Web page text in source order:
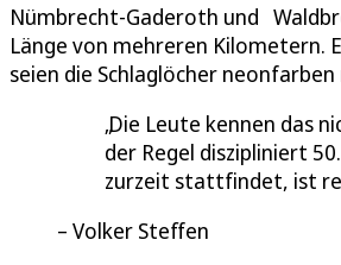
Nümbrecht-Gaderoth und
Länge von mehreren Kilometern.
seien die Schlaglöcher
Die Leute kennen das
der Regel diszipliniert
zurzeit stattfindet, ist
Volker Steffen